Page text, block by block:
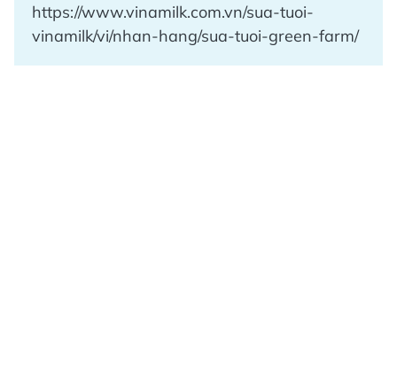
https://www.vinamilk.com.vn/sua-tuoi-
vinamilk/vi/nhan-hang/sua-tuoi-green-farm/